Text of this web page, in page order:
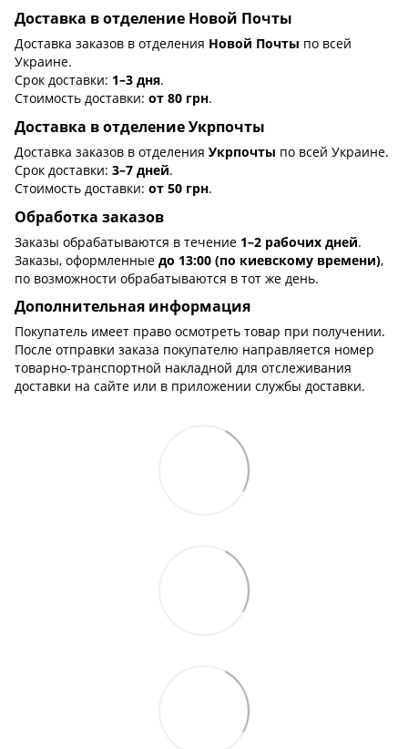
Доставка в отделение Новой Почты
Доставка заказов в отделения Новой Почты по всей
Украине.
Срок доставки: 1–3 дня.
Стоимость доставки: от 80 грн.
Доставка в отделение Укрпочты
Доставка заказов в отделения Укрпочты по всей Украине.
Срок доставки: 3–7 дней.
Стоимость доставки: от 50 грн.
Обработка заказов
Заказы обрабатываются в течение 1–2 рабочих дней.
Заказы, оформленные до 13:00 (по киевскому времени),
по возможности обрабатываются в тот же день.
Дополнительная информация
Покупатель имеет право осмотреть товар при получении.
После отправки заказа покупателю направляется номер
товарно-транспортной накладной для отслеживания
доставки на сайте или в приложении службы доставки.